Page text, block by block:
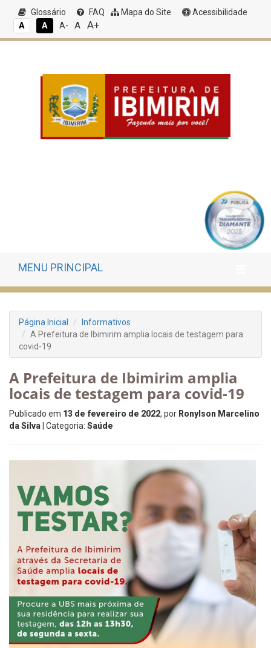
Glossário FAQ Mapa do Site
Acessibilidade
A
A A- A A+
MENU PRINCIPAL
Página Inicial
Informativos
A Prefeitura de Ibimirim amplia locais de testagem para
covid-19
A Prefeitura de Ibimirim amplia
locais de testagem para covid-19
Publicado em 13 de fevereiro de 2022, por Ronylson Marcelino
da Silva | Categoria: Saúde